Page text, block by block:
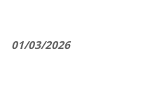
01/03/2026